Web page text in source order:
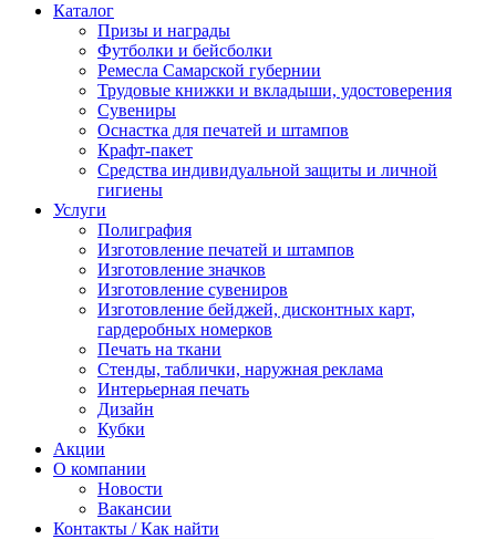
Каталог
Призы и награды
Футболки и бейсболки
Ремесла Самарской губернии
Трудовые книжки и вкладыши, удостоверения
Сувениры
Оснастка для печатей и штампов
Крафт-пакет
Средства индивидуальной защиты и личной
гигиены
Услуги
Полиграфия
Изготовление печатей и штампов
Изготовление значков
Изготовление сувениров
Изготовление бейджей, дисконтных карт,
гардеробных номерков
Печать на ткани
Стенды, таблички, наружная реклама
Интерьерная печать
Дизайн
Кубки
Акции
О компании
Новости
Вакансии
Контакты / Как найти